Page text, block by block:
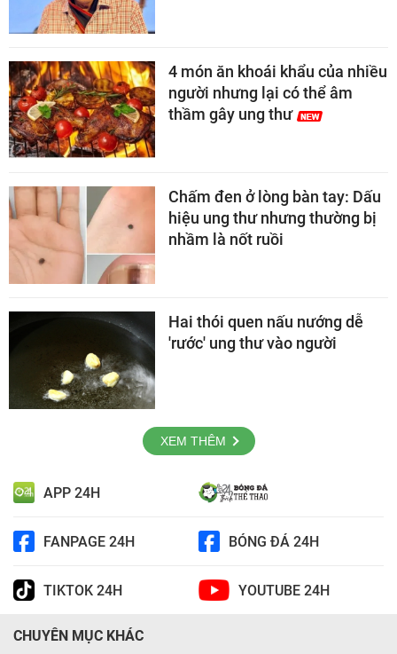
4 món ăn khoái khẩu của nhiều
người nhưng lại có thể âm
thầm gây ung thư
Chấm đen ở lòng bàn tay: Dấu
hiệu ung thư nhưng thường bị
nhầm là nốt ruồi
Hai thói quen nấu nướng dễ
'rước' ung thư vào người
XEM THÊM
APP 24H
FANPAGE 24H BÓNG ĐÁ 24H
TIKTOK 24H YOUTUBE 24H
CHUYÊN MỤC KHÁC